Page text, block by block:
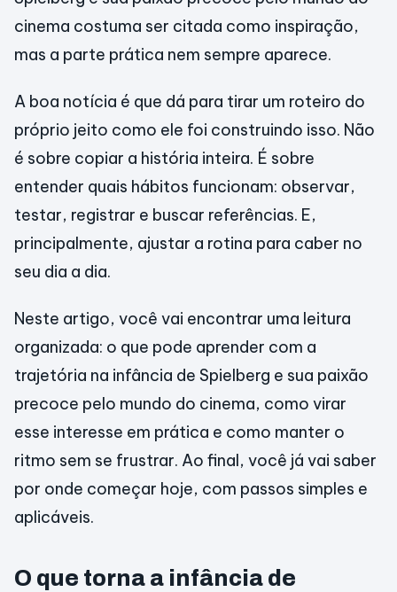
cinema costuma ser citada como inspiração,
mas a parte prática nem sempre aparece.
A boa notícia é que dá para tirar um roteiro do
próprio jeito como ele foi construindo isso. Não
é sobre copiar a história inteira. É sobre
entender quais hábitos funcionam: observar,
testar, registrar e buscar referências. E,
principalmente, ajustar a rotina para caber no
seu dia a dia.
Neste artigo, você vai encontrar uma leitura
organizada: o que pode aprender com a
trajetória na infância de Spielberg e sua paixão
precoce pelo mundo do cinema, como virar
esse interesse em prática e como manter o
ritmo sem se frustrar. Ao final, você já vai saber
por onde começar hoje, com passos simples e
aplicáveis.
O que torna a infância de